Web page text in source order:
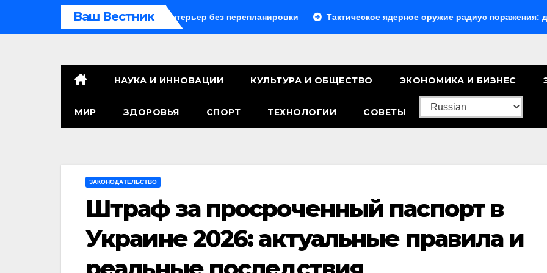
Ваш Вестник
создать атмосферный интерьер без перепланировки Тактическое ядерное оружие радиус поражения: детальный
НАУКА И ИННОВАЦИИ КУЛЬТУРА И ОБЩЕСТВО ЭКОНОМИКА И БИЗНЕС
МИР ЗДОРОВЬЯ СПОРТ ТЕХНОЛОГИИ СОВЕТЫ
ЗАКОНОДАТЕЛЬСТВО
Штраф за просроченный паспорт в
Украине 2026: актуальные правила и